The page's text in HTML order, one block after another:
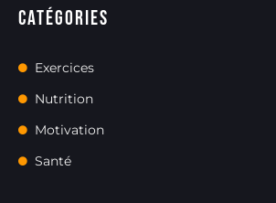
Catégories
Exercices
Nutrition
Motivation
Santé